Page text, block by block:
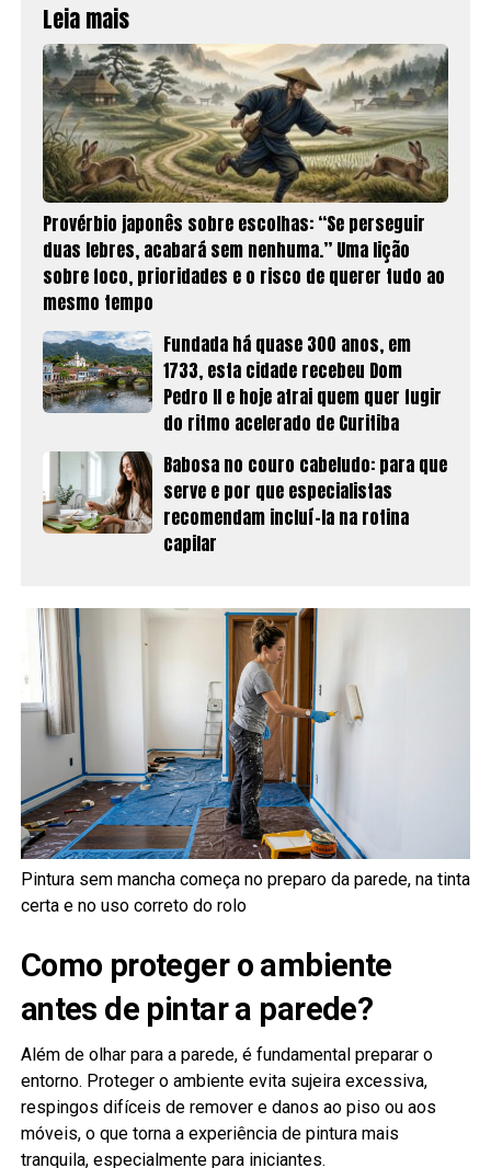
Leia mais
Provérbio japonês sobre escolhas: “Se perseguir
duas lebres, acabará sem nenhuma.” Uma lição
sobre foco, prioridades e o risco de querer tudo ao
mesmo tempo
Fundada há quase 300 anos, em
1733, esta cidade recebeu Dom
Pedro II e hoje atrai quem quer fugir
do ritmo acelerado de Curitiba
Babosa no couro cabeludo: para que
serve e por que especialistas
recomendam incluí-la na rotina
capilar
Pintura sem mancha começa no preparo da parede, na tinta
certa e no uso correto do rolo
Como proteger o ambiente
antes de pintar a parede?
Além de olhar para a parede, é fundamental preparar o
entorno. Proteger o ambiente evita sujeira excessiva,
respingos difíceis de remover e danos ao piso ou aos
móveis, o que torna a experiência de pintura mais
tranquila, especialmente para iniciantes.